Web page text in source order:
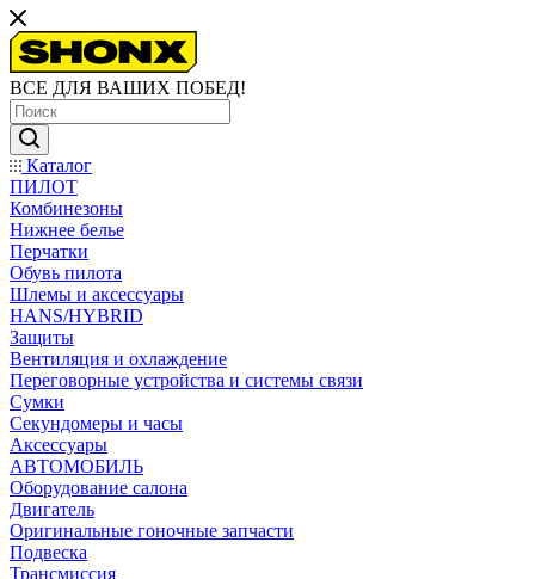
ВСЕ ДЛЯ ВАШИХ ПОБЕД!
Каталог
ПИЛОТ
Комбинезоны
Нижнее белье
Перчатки
Обувь пилота
Шлемы и аксессуары
HANS/HYBRID
Защиты
Вентиляция и охлаждение
Переговорные устройства и системы связи
Сумки
Секундомеры и часы
Аксессуары
АВТОМОБИЛЬ
Оборудование салона
Двигатель
Оригинальные гоночные запчасти
Подвеска
Трансмиссия